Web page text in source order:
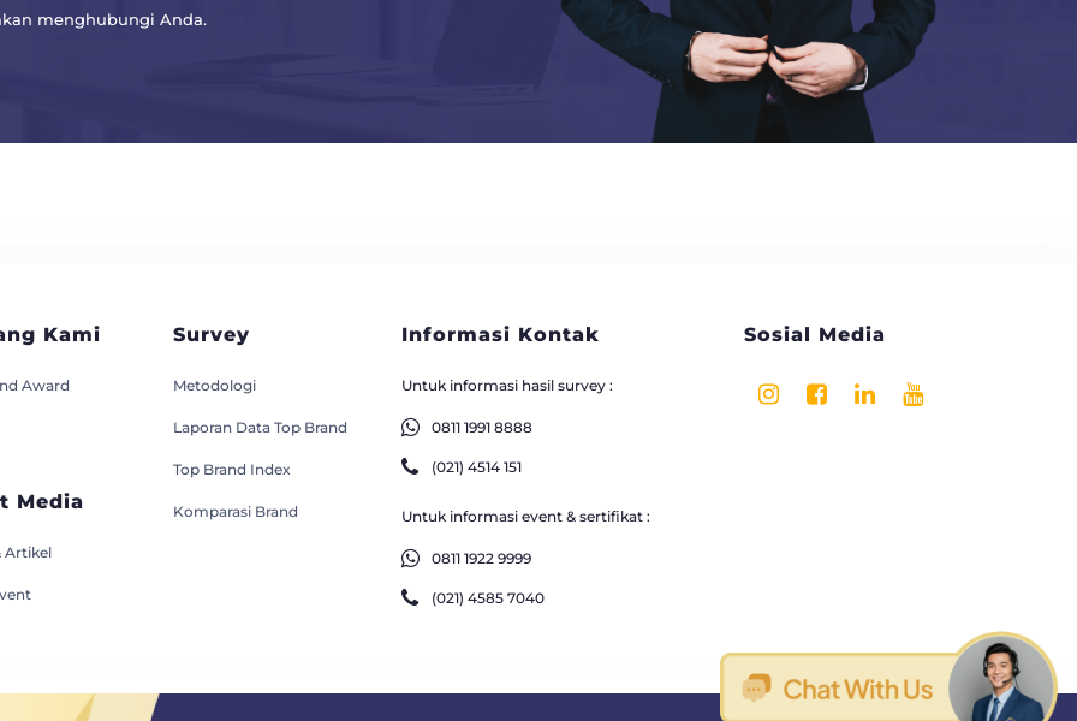
menghubungi Anda.
Kami
Award
Media
Artikel
Survey
Metodologi
Laporan Data Top Brand
Top Brand Index
Komparasi Brand
Informasi Kontak
Untuk informasi hasil survey :
0811 1991 8888
(021) 4514 151
Untuk informasi event & sertifikat :
0811 1922 9999
(021) 4585 7040
Sosial Media